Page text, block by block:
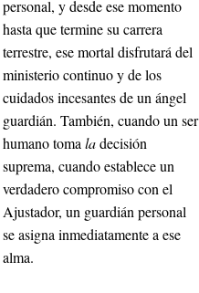
personal, y desde ese momento
hasta que termine su carrera
terrestre, ese mortal disfrutará del
ministerio continuo y de los
cuidados incesantes de un ángel
guardián. También, cuando un ser
humano toma ladecisión
suprema, cuando establece un
verdadero compromiso con el
Ajustador, un guardián personal
se asigna inmediatamente a ese
alma.